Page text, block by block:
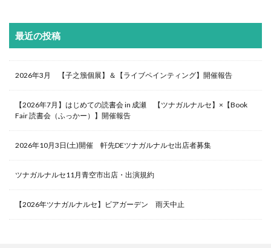
最近の投稿
2026年3月 【子之籏個展】＆【ライブペインティング】開催報告
【2026年7月】はじめての読書会 in 成瀬 【ツナガルナルセ】×【Book
Fair 読書会（ふっかー）】開催報告
2026年10月3日(土)開催 軒先DEツナガルナルセ出店者募集
ツナガルナルセ11月青空市出店・出演規約
【2026年ツナガルナルセ】ビアガーデン 雨天中止